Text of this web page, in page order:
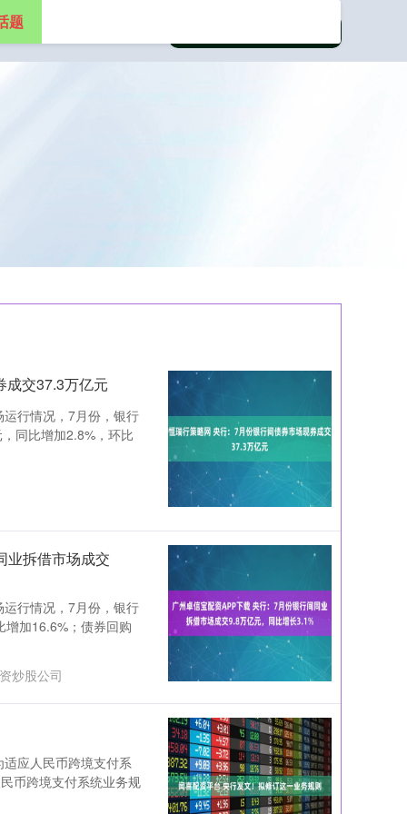
题
成交37.3万亿元
行情况，7月份，银行
同比增加2.8%，环比
业拆借市场成交
行情况，7月份，银行
加16.6%；债券回购
炒股公司
应人民币跨境支付系
币跨境支付系统业务规